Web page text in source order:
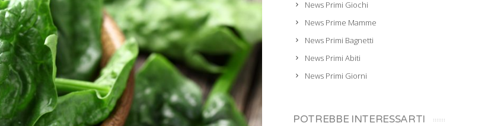
News Primi Giochi
News Prime Mamme
News Primi Bagnetti
News Primi Abiti
News Primi Giorni
POTREBBE INTERESSARTI